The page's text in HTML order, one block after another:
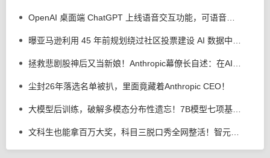
尘封26年落选名单被扒，里面竟藏着Anthropic CEO！